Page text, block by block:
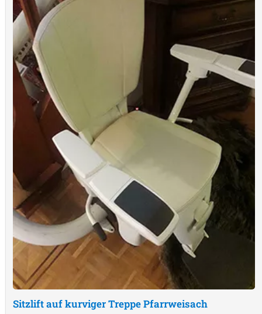
Sitzlift auf kurviger TreppePfarrweisach